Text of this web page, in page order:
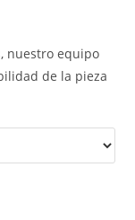
nuestro equipo
de la pieza